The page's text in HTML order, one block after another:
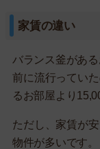
家賃の違い
バランス釜があ
前に流行ってい
るお部屋より
ただし、家賃が
物件が多いです。